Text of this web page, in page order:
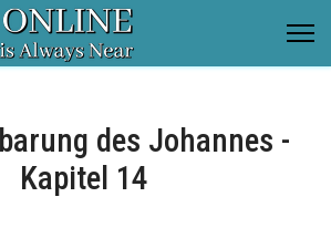
des Johannes -
Kapitel 14